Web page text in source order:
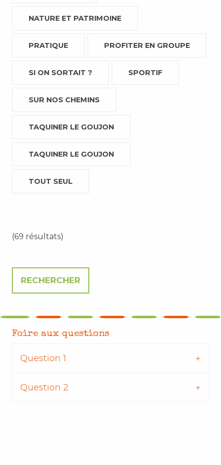
NATURE ET PATRIMOINE
PRATIQUE PROFITER EN GROUPE
SI ON SORTAIT ? SPORTIF
SUR NOS CHEMINS
TAQUINER LE GOUJON
TAQUINER LE GOUJON
TOUT SEUL
(69 résultats)
Foire aux questions
Question 1
Question 2